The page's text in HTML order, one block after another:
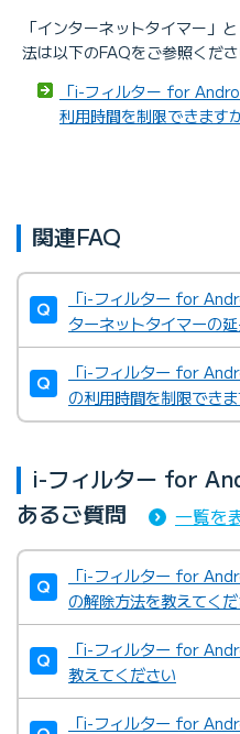
「インターネットタイマー」
法は以下のFAQをご参照くださ
「i-フィルター for
利用時間を制限できます
関連FAQ
「i-フィルター for
ターネットタイマーの
「i-フィルター for
の利用時間を制限でき
i-フィルター for
あるご質問
一覧を
「i-フィルター for
の解除方法を教えてく
「i-フィルター for
教えてください
「i-フィルター for